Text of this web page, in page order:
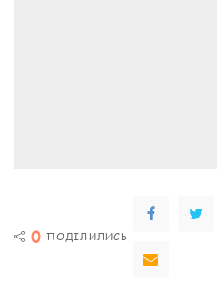
0 ПОДІЛИЛИСЬ